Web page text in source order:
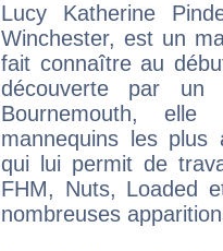
Lucy Katherine
Winchester, est un
fait connaître au
découverte par un
Bournemouth,
mannequins les plus
qui lui permit de
FHM, Nuts, Loaded
nombreuses